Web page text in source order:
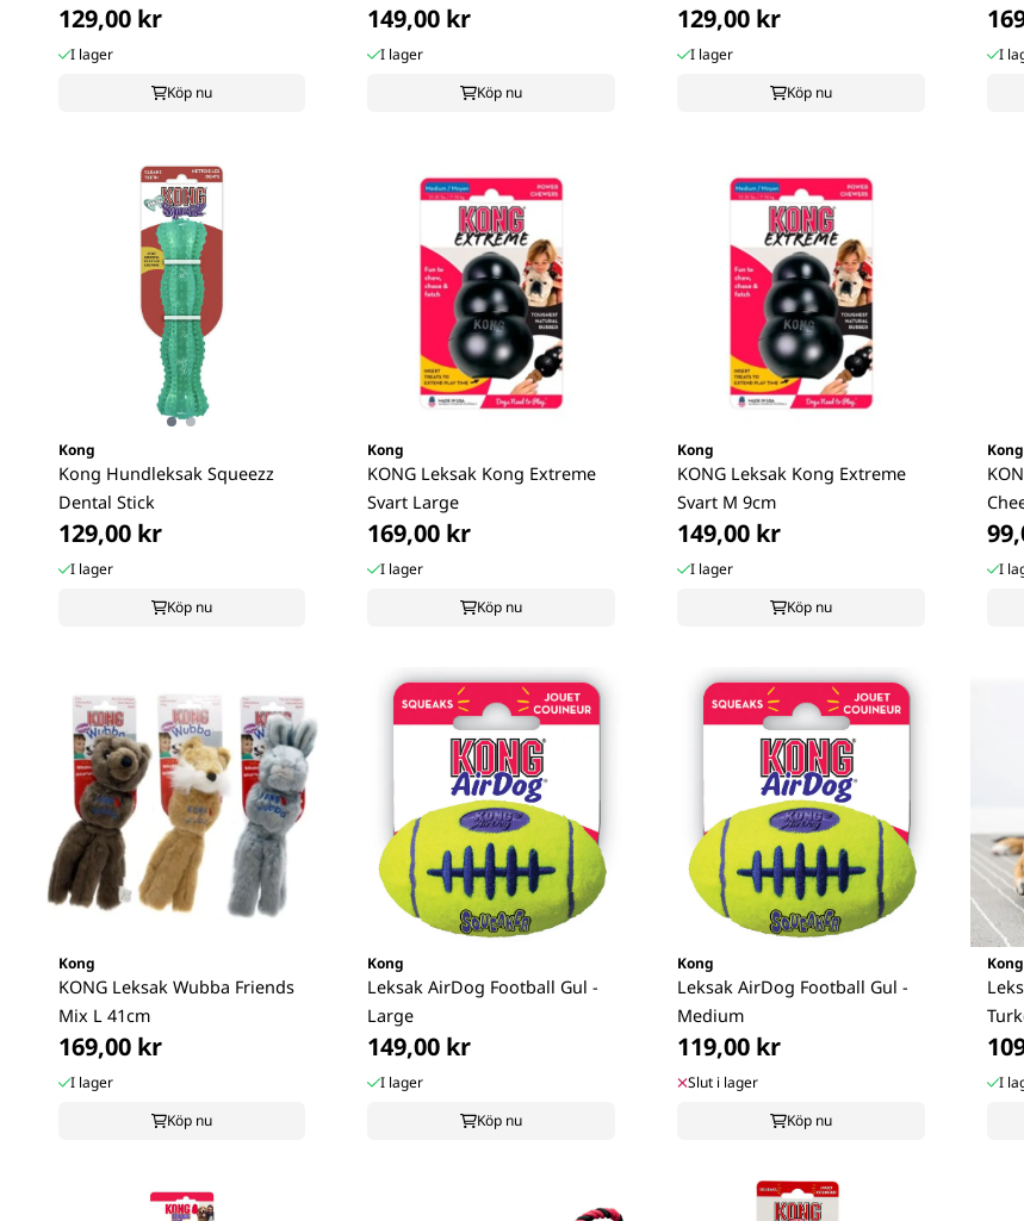
129,00 kr
I lager
Köp nu
149,00 kr
I lager
Köp nu
129,00 kr
I lager
Köp nu
I
Kong
Kong Hundleksak Squeezz
Dental Stick
129,00 kr
I lager
Köp nu
Kong
KONG Leksak Kong Extreme
Svart Large
169,00 kr
I lager
Köp nu
Kong
KONG Leksak Kong Extreme
Svart M 9cm
149,00 kr
I lager
Köp nu
Kong
I
Kong
KONG Leksak Wubba Friends
Mix L 41cm
169,00 kr
I lager
Köp nu
Kong
Leksak AirDog Football Gul -
Large
149,00 kr
I lager
Köp nu
Kong
Leksak AirDog Football Gul -
Medium
119,00 kr
Slut i lager
Köp nu
Kong
I